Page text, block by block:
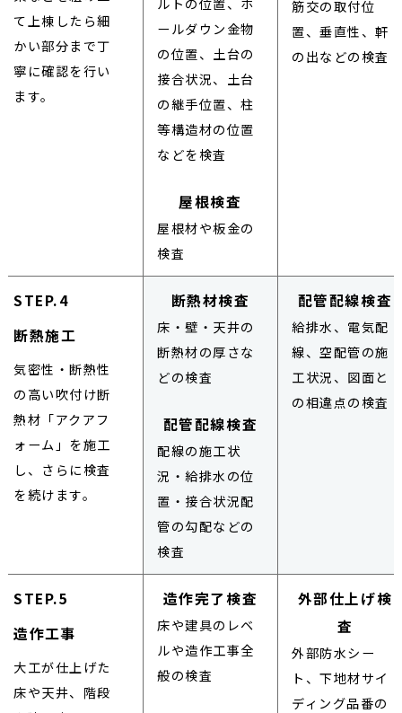
て上棟したら細
かい部分まで丁
寧に確認を行い
ます。
ールダウン金物
の位置、土台の
接合状況、土台
の継手位置、柱
等構造材の位置
などを検査
屋根検査
屋根材や板金の
検査
筋交の取付位
置、垂直性、軒
の出などの検査
STEP.4
断熱施工
気密性・断熱性
の高い吹付け断
熱材「アクアフ
ォーム」を施工
し、さらに検査
を続けます。
断熱材検査
床・壁・天井の
断熱材の厚さな
どの検査
配管配線検査
配線の施工状
況・給排水の位
置・接合状況配
管の勾配などの
検査
配管配線検査
給排水、電気配
線、空配管の施
工状況、図面と
の相違点の検査
STEP.5
造作工事
大工が仕上げた
床や天井、階段
造作完了検査
床や建具のレベ
ルや造作工事全
般の検査
外部仕上げ検
査
外部防水シー
ト、下地材サイ
ディング品番の